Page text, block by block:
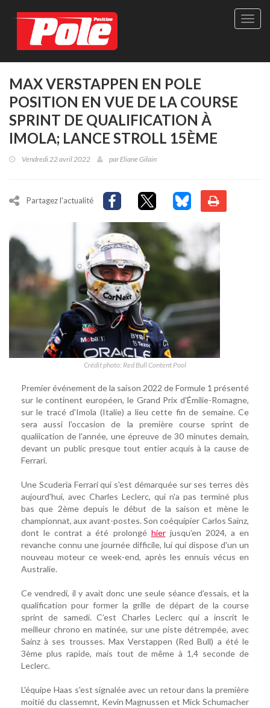
Site
MAX VERSTAPPEN EN POLE
POSITION EN VUE DE LA COURSE
SPRINT DE QUALIFICATION À
IMOLA; LANCE STROLL 15ÈME
Vendredi 22 avril 2022 parEliane Gilain
Partagez l'actualité
Crédit photo: Red Bull Content Pool
Premier événement de la saison 2022 de Formule 1 présenté
sur le continent européen, le Grand Prix d'Émilie-Romagne,
sur le tracé d'Imola (Italie) a lieu cette fin de semaine. Ce
sera aussi l’occasion de la première course sprint de
qualiication de l'année, une épreuve de 30 minutes demain,
devant un public presque tout entier acquis à la cause de
Ferrari.
Une Scuderia Ferrari qui s'est démarquée sur ses terres dès
aujourd'hui, avec Charles Leclerc, qui n'a pas terminé plus
bas que 2ème depuis le début de la saison et mène le
championnat, aux avant-postes. Son coéquipier Carlos Sainz,
dont le contrat a été prolongé hierjusqu’en 2024, a en
revanche connu une journée difficile, lui qui dispose d'un un
nouveau moteur ce week-end, après les ennuis vécus en
Australie.
Ce vendredi, il y avait donc une seule séance d’essais, et la
qualification pour former la grille de départ de la course
sprint de samedi. C’est Charles Leclerc qui a inscrit le
meilleur chrono en matinée, sur une piste détrempée, avec
Sainz à ses trousses. Max Verstappen (Red Bull) a été le
3ème plus rapide, mais tout de même à 1,4 seconde de
Leclerc.
L'équipe Haas s'est signalée avec un retour dans la première
moitié du classemnt, Kevin Magnussen et Mick Schumacher